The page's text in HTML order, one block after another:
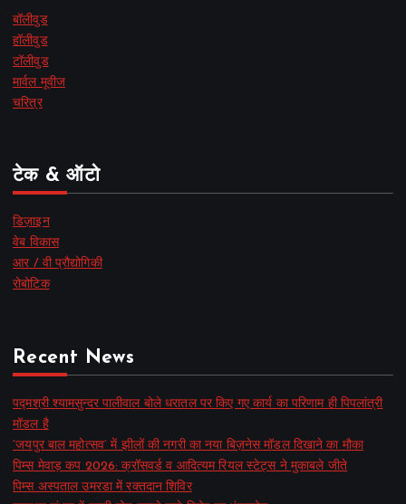
बॉलीवुड
हॉलीवुड
टॉलीवुड
मार्वल मूवीज
चरित्र
टेक & ऑटो
डिज़ाइन
वेब विकास
आर / वी प्रौद्योगिकी
रोबोटिक
Recent News
पद्मश्री श्यामसुन्दर पालीवाल बोले धरातल पर किए गए कार्य का परिणाम ही पिपलांत्री
मॉडल है
‘जयपुर बाल महोत्सव’ में झीलों की नगरी का नया बिज़नेस मॉडल दिखाने का मौका
पिम्स मेवाड़ कप 2026: क्रॉसवर्ड व आदित्यम रियल स्टेट्स ने मुकाबले जीते
पिम्स अस्पताल उमरडा में रक्तदान शिविर